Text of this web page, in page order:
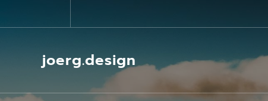
Inhalt
joerg.design